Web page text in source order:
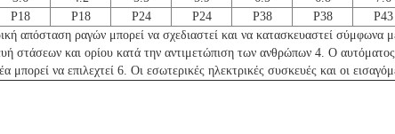
P18 P18 P24 P24 P38 P38 P43
απόσταση ραγών μπορεί να σχεδιαστεί και να κατασκευαστεί σύμφωνα
στάσεων και ορίου κατά την αντιμετώπιση των ανθρώπων 4. Ο αυτόματος
να επιλεχτεί 6. Οι εσωτερικές ηλεκτρικές συσκευές και οι